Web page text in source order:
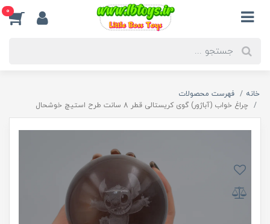
0
خانه
فهرست محصولات
چراغ خواب (آباژور) گوی کریستالی قطر 8 سانت طرح استیچ خوشحال